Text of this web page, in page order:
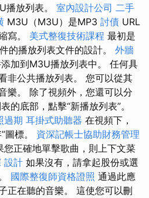
播放列表。 室內設計公司 二手
M3U（M3U）是MP3 討債 URL
寫。 美式整復技術課程 最初是
的播放列表文件的設計。 外牆
加到M3U播放列表中。 任何具
非公共播放列表。 您可以從其
樂。 除了視頻外，您還可以分
的底部，點擊“新播放列表”。
過期 耳掛式助聽器 在視頻下，
圖標。 資深記帳士協助財務管理
您正確地單擊歌曲，則上下文菜
設計 如果沒有，請拿起股份或選
國際整復師資格證照 通過此應
正在聽的音樂。 這使您可以刪